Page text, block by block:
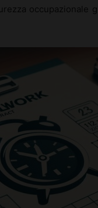
occupazionale